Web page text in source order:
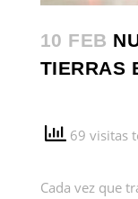
10 FEB
TIERRAS
69 visitas
Cada vez que